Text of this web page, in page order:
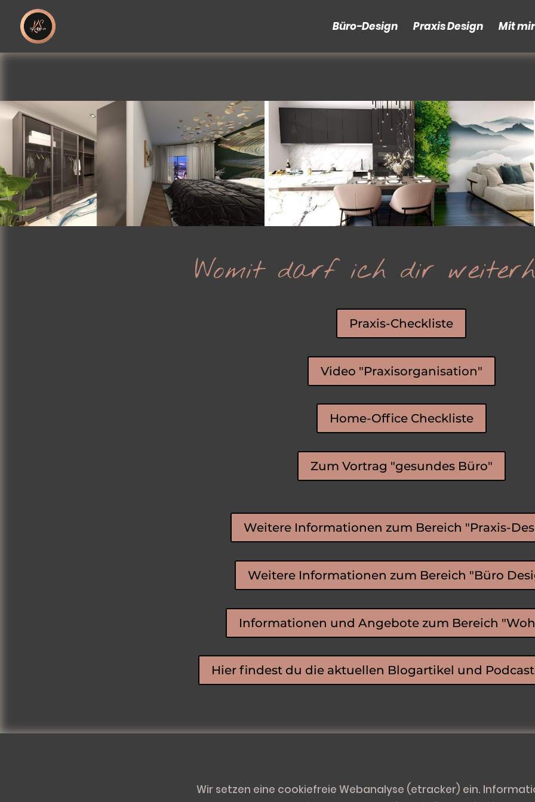
Büro-Design Praxis Design Mit
Womit darf ich dir
Praxis-Checkliste
Video "Praxisorganisation"
Home-Office Checkliste
Zum Vortrag "gesundes Büro"
Weitere Informationen zum Bereich "Praxis-
Weitere Informationen zum Bereich "Büro
Informationen und Angebote zum Bereich
Hier findest du die aktuellen Blogartikel und
Wir setzen eine cookiefreie Webanalyse (etracker) ein.